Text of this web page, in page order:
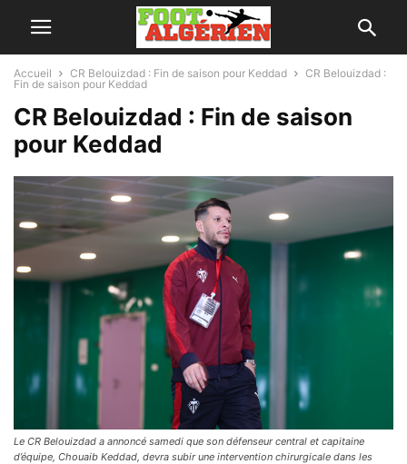
Accueil CR Belouizdad : Fin de saison pour Keddad
CR Belouizdad :
Fin de saison pour Keddad
CR Belouizdad : Fin de saison
pour Keddad
Le CR Belouizdad a annoncé samedi que son défenseur central et capitaine
d’équipe, Chouaib Keddad, devra subir une intervention chirurgicale dans les